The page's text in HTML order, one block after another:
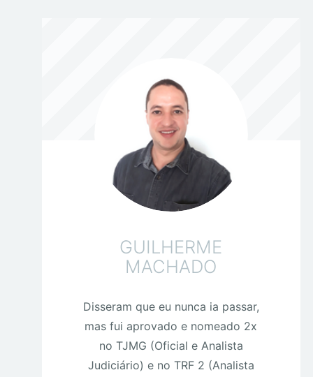
GUILHERME
MACHADO
Disseram que eu nunca ia passar,
mas fui aprovado e nomeado 2x
no TJMG (Oficial e Analista
Judiciário) e no TRF 2 (Analista